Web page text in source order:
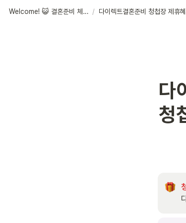
Welcome! 😺 결혼준비 체크리스트 / 다이렉트결혼준비 청첩장 제휴
다
청